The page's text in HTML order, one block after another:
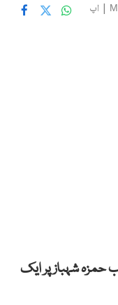
| اپ
حمزہ شہباز پر ایک